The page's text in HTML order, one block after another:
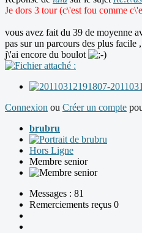
Je dors 3 tour (c\'est fou comme
vous avez fait du 39 de moyenne
pas sur un parcours des plus facile ,
j\'ai encore du boulot
Connexion ou Créer un compte
brubru
Hors Ligne
Membre senior
Messages : 81
Remerciements reçus 0